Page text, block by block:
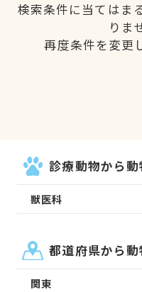
検索条件に当てはま
りま
再度条件を変更
診療動物から
獣医科
都道府県から
関東